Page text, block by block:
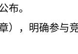
布。
）， 明确参与